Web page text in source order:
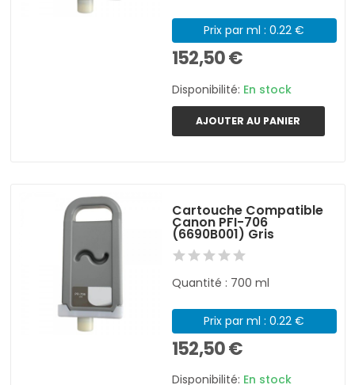
Prix par ml : 0.22 €
152,50 €
Disponibilité: En stock
AJOUTER AU PANIER
Cartouche Compatible
Canon PFI-706
(6690B001) Gris
Quantité : 700 ml
Prix par ml : 0.22 €
152,50 €
Disponibilité: En stock